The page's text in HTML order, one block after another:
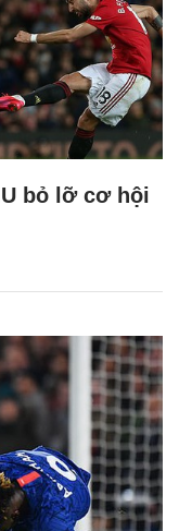
bỏ lỡ cơ hội